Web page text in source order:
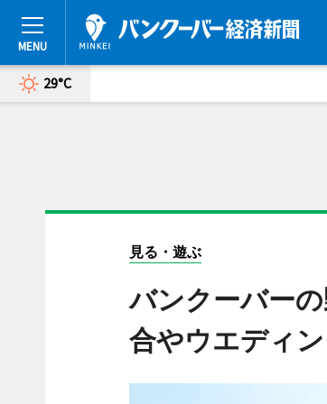
29°C
見る・遊ぶ
バンクーバー
合やウエディ